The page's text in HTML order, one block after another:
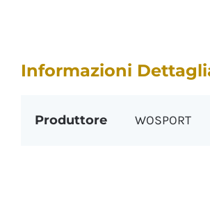
Informazioni
Produttore WOSPORT